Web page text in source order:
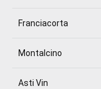
Franciacorta
Montalcino
Asti Vin